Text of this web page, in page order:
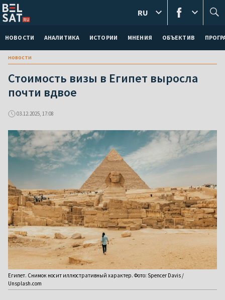
НОВОСТИ АНАЛИТИКА ИСТОРИИ МНЕНИЯ ОБЪЕКТИВ
RU
новости
Стоимость визы в Египет выросла
почти вдвое
03.12.2025, 17:08
Египет. Снимок носит иллюстративный характер. Фото: Spencer Davis /
Unsplash.com